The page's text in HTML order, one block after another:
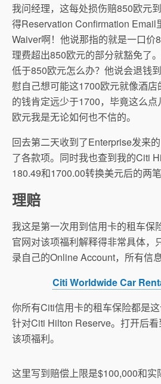
我问经理，这每处损伤赔850欧元
得Reservation Confirmation Email
Waiver啊！他说那指的就是一口价
理费超出850欧元的部分就豁免了
低于850欧元怎么办？他说会退钱
慰自己想可能这1700欧元就像酒
的钱肯定远少于1700，毕竟这么
欧元我是无论如何也不信的。
回去第二天收到了Enterprise发来
了各款项。同时我也查到我的Citi
180.49和1700.00转换美元后的两
理赔
我这是第一次用到信用卡的租车保
官网对该项福利解释得非常具体，
录自己的Online Account，所有信
Citi Worldwide Car
你所有Citi信用卡的租车保险都是
针对Citi Hilton Reserve。打开后
该项福利。
这里写到赔偿上限是$100,000和实